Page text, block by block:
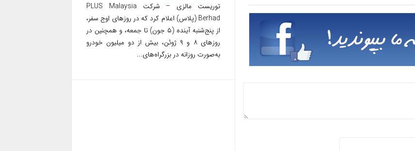
توریست مالزی – شرکت PLUS Malaysia
Berhad (پلاس) اعلام کرد که در روزهای اوج سفر،
از پنج‌شنبه آینده (۵ جون) تا جمعه، و همچنین در
روزهای ۸ و ۹ ژوئن، بیش از دو میلیون خودرو
به‌صورت روزانه در بزرگراه‌های...